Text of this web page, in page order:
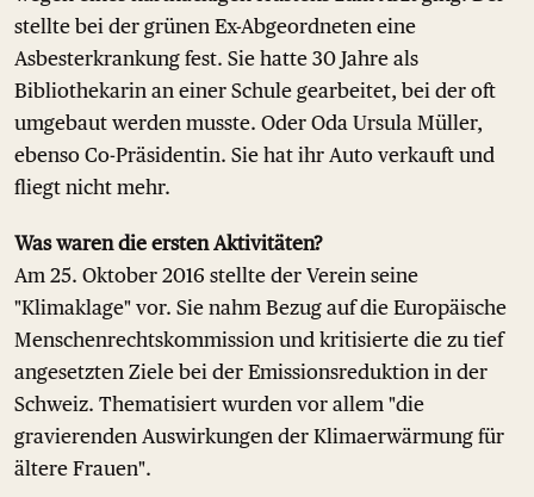
stellte bei der grünen Ex-Abgeordneten eine
Asbesterkrankung fest. Sie hatte 30 Jahre als
Bibliothekarin an einer Schule gearbeitet, bei der oft
umgebaut werden musste. Oder Oda Ursula Müller,
ebenso Co-Präsidentin. Sie hat ihr Auto verkauft und
fliegt nicht mehr.
Was waren die ersten Aktivitäten?
Am 25. Oktober 2016 stellte der Verein seine
"Klimaklage" vor. Sie nahm Bezug auf die Europäische
Menschenrechtskommission und kritisierte die zu tief
angesetzten Ziele bei der Emissionsreduktion in der
Schweiz. Thematisiert wurden vor allem "die
gravierenden Auswirkungen der Klimaerwärmung für
ältere Frauen".